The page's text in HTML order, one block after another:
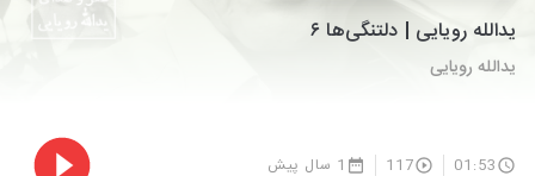
یدالله رویایی | دلتنگی‌ها ۶
یدالله رویایی
01:53
117 1 سال پیش